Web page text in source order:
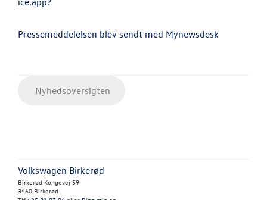
Pressemeddelelsen blev sendt med Mynewsdesk
Nyhedsoversigten
Volkswagen Birkerød
Birkerød Kongevej 59
3460 Birkerød